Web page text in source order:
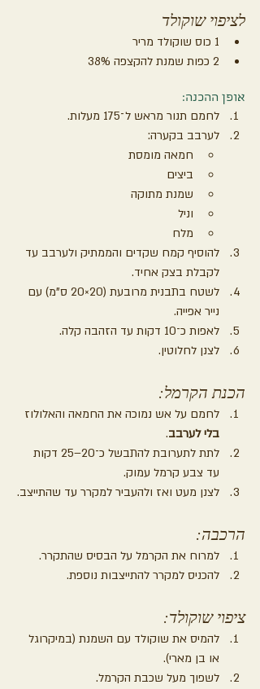
לציפוי שוקולד
1 כוס שוקולד מריר
2 כפות שמנת להקצפה 38%
אופן ההכנה:
לחמם תנור מראש ל־175 מעלות.
לערבב בקערה:
חמאה מומסת
ביצים
שמנת מתוקה
וניל
מלח
להוסיף קמח שקדים והממתיק ולערבב עד
לקבלת בצק אחיד.
לשטח בתבנית מרובעת (20×20 ס"מ) עם
נייר אפייה.
לאפות כ־10 דקות עד הזהבה קלה.
לצנן לחלוטין.
הכנת הקרמל:
לחמם על אש נמוכה את החמאה והאלולוז
בלי לערבב.
לתת לתערובת להתבשל כ־20–25 דקות
עד צבע קרמל עמוק.
לצנן מעט ואז ולהעביר למקרר עד שהתייצב.
הרכבה:
למרוח את הקרמל על הבסיס שהתקרר.
להכניס למקרר להתייצבות נוספת.
ציפוי שוקולד:
להמיס את שוקולד עם השמנת (במיקרוגל
או בן מארי).
לשפוך מעל שכבת הקרמל.